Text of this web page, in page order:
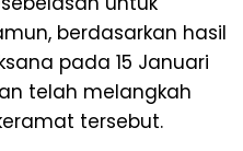
berdasarkan hasil
pada 15 Januari
telah melangkah
tersebut.